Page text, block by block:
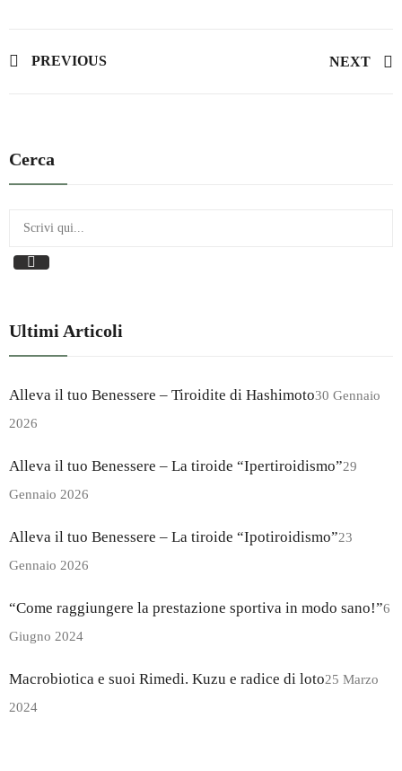
PREVIOUS NEXT
Cerca
Ultimi Articoli
Alleva il tuo Benessere – Tiroidite di Hashimoto30 Gennaio
2026
Alleva il tuo Benessere – La tiroide “Ipertiroidismo”29
Gennaio 2026
Alleva il tuo Benessere – La tiroide “Ipotiroidismo”23
Gennaio 2026
“Come raggiungere la prestazione sportiva in modo sano!”6
Giugno 2024
Macrobiotica e suoi Rimedi. Kuzu e radice di loto25 Marzo
2024